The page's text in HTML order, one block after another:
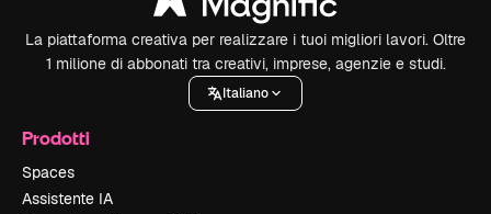
La piattaforma creativa per realizzare i tuoi migliori lavori. Oltre
1 milione di abbonati tra creativi, imprese, agenzie e studi.
Italiano
Prodotti
Spaces
Assistente IA